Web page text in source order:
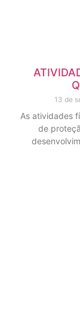
13 de
As atividades
de